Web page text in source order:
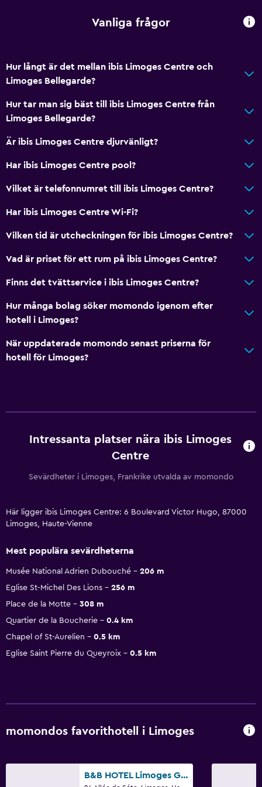
Vanliga frågor
Hur långt är det mellan ibis Limoges Centre och
Limoges Bellegarde?
Hur tar man sig bäst till ibis Limoges Centre från
Limoges Bellegarde?
Är ibis Limoges Centre djurvänligt?
Har ibis Limoges Centre pool?
Vilket är telefonnumret till ibis Limoges Centre?
Har ibis Limoges Centre Wi-Fi?
Vilken tid är utcheckningen för ibis Limoges Centre?
Vad är priset för ett rum på ibis Limoges Centre?
Finns det tvättservice i ibis Limoges Centre?
Hur många bolag söker momondo igenom efter
hotell i Limoges?
När uppdaterade momondo senast priserna för
hotell för Limoges?
Intressanta platser nära ibis Limoges
Centre
Sevärdheter i Limoges, Frankrike utvalda av momondo
Här ligger ibis Limoges Centre: 6 Boulevard Victor Hugo, 87000
Limoges, Haute-Vienne
Mest populära sevärdheterna
Musée National Adrien Dubouché
206 m
Eglise St-Michel Des Lions
256 m
Place de la Motte
308 m
Quartier de la Boucherie
0.4 km
Chapel of St-Aurelien
0.5 km
Eglise Saint Pierre du Queyroix
0.5 km
momondos favorithotell i Limoges
B&B HOTEL Limoges Gare